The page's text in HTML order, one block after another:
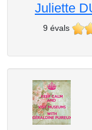
Juliette
9 évals